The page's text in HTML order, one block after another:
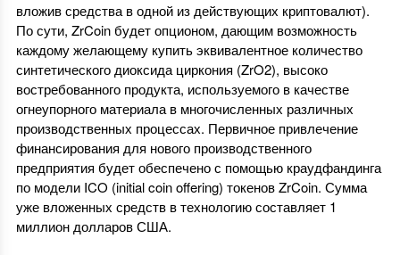
вложив средства в одной из действующих криптовалют).
По сути, ZrCoin будет опционом, дающим возможность
каждому желающему купить эквивалентное количество
синтетического диоксида циркония (ZrO2), высоко
востребованного продукта, используемого в качестве
огнеупорного материала в многочисленных различных
производственных процессах. Первичное привлечение
финансирования для нового производственного
предприятия будет обеспечено с помощью краудфандинга
по модели ICO (initial coin offering) токенов ZrCoin. Сумма
уже вложенных средств в технологию составляет 1
миллион долларов США.